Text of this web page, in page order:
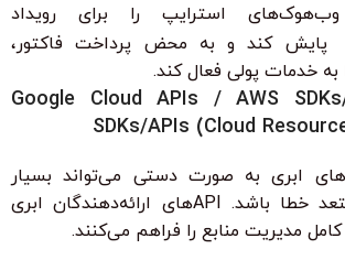
استرایپ را برای رویداد
پایش کند و به محض پرداخت فاکتور،
به خدمات پولی فعال کند.
Google Cloud APIs / AWS
SDKs/APIs (Cloud
ابری به صورت دستی می‌تواند بسیار
خسته‌کننده و مستعد خطا باشد. APIهای ارائه‌دهندگان ابری
مدیریت منابع را فراهم می‌کنند.